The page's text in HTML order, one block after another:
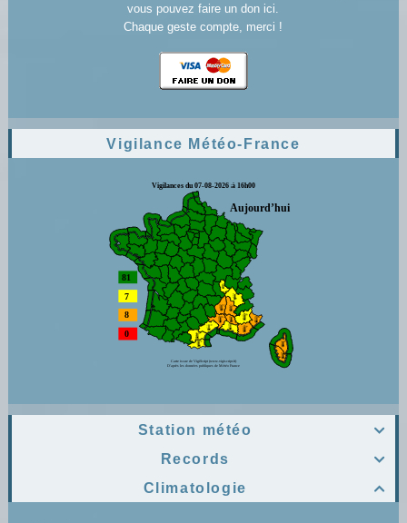
vous pouvez faire un don ici.
Chaque geste compte, merci !
Vigilance Météo-France

Station météo

Records

Climatologie